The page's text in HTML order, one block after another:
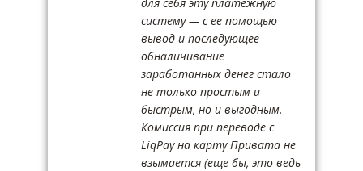
систему — с ее помощью
вывод и последующее
обналичивание
заработанных денег стало
не только простым и
быстрым, но и выгодным.
Комиссия при переводе с
LiqPay на карту Привата не
взымается (еще бы, это ведь